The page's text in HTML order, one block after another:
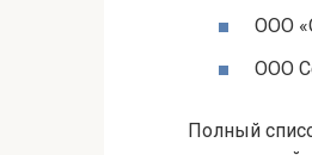
ООО
OOO
Полный